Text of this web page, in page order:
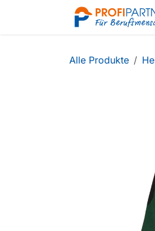
Zum Inhalt springen
Alle Produkte